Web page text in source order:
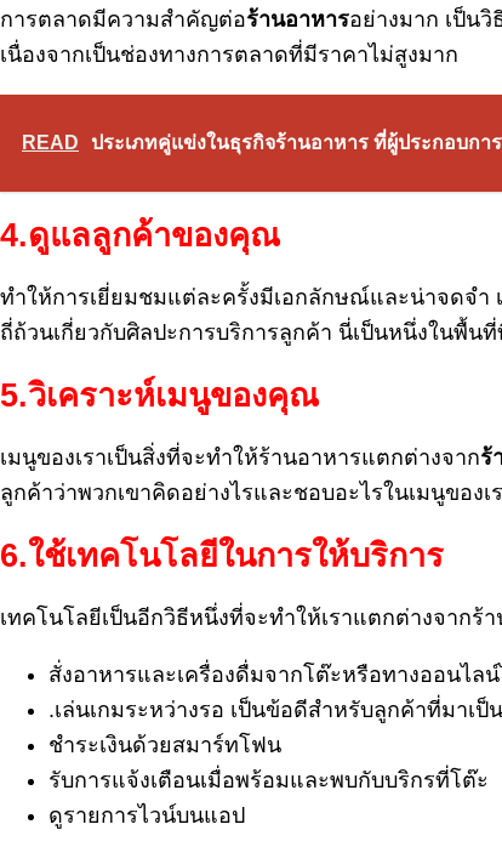
การตลาดมีความสำคัญต่อร้านอาหารอย่างมาก เป็น
เนื่องจากเป็นช่องทางการตลาดที่มีราคาไม่สูงมาก
READ ประเภทคู่แข่งในธุรกิจร้านอาหาร ที่ผู้ประกอบกา
4.ดูแลลูกค้าของคุณ
ทำให้การเยี่ยมชมแต่ละครั้งมีเอกลักษณ์และน่าจดจำ
ถี่ถ้วนเกี่ยวกับศิลปะการบริการลูกค้า นี่เป็นหนึ่งในพื้
5.วิเคราะห์เมนูของคุณ
เมนูของเราเป็นสิ่งที่จะทำให้ร้านอาหารแตกต่างจากร้
ลูกค้าว่าพวกเขาคิดอย่างไรและชอบอะไรในเมนูของ
6.ใช้เทคโนโลยีในการให้บริการ
เทคโนโลยีเป็นอีกวิธีหนึ่งที่จะทำให้เราแตกต่างจาก
สั่งอาหารและเครื่องดื่มจากโต๊ะหรือทางออนไล
.เล่นเกมระหว่างรอ เป็นข้อดีสำหรับลูกค้าที่มาเป็
ชำระเงินด้วยสมาร์ทโฟน
รับการแจ้งเตือนเมื่อพร้อมและพบกับบริกรที่โต๊ะ
ดูรายการไวน์บนแอป